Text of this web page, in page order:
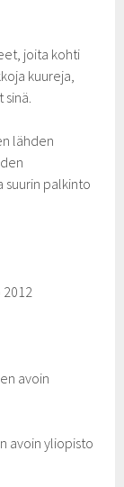
joita kohti
kuureja,
lähden
suurin palkinto
avoin
avoin yliopisto